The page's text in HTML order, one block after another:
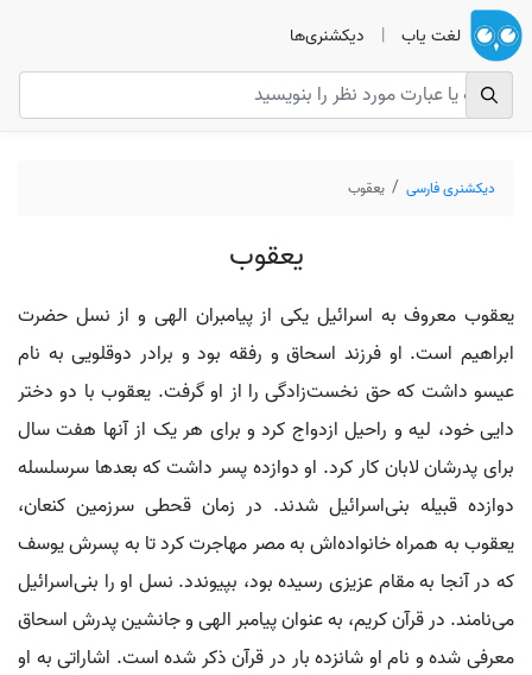
لغت یاب | دیکشنری‌ها
دیکشنری فارسی یعقوب
یعقوب
یعقوب معروف به اسرائیل یکی از پیامبران الهی و از نسل حضرت
ابراهیم است. او فرزند اسحاق و رفقه بود و برادر دوقلویی به نام
عیسو داشت که حق نخست‌زادگی را از او گرفت. یعقوب با دو دختر
دایی خود، لیه و راحیل ازدواج کرد و برای هر یک از آنها هفت سال
برای پدرشان لابان کار کرد. او دوازده پسر داشت که بعدها سرسلسله
دوازده قبیله بنی‌اسرائیل شدند. در زمان قحطی سرزمین کنعان،
یعقوب به همراه خانواده‌اش به مصر مهاجرت کرد تا به پسرش یوسف
که در آنجا به مقام عزیزی رسیده بود، بپیوندد. نسل او را بنی‌اسرائیل
می‌نامند. در قرآن کریم، به عنوان پیامبر الهی و جانشین پدرش اسحاق
معرفی شده و نام او شانزده بار در قرآن ذکر شده است. اشاراتی به او